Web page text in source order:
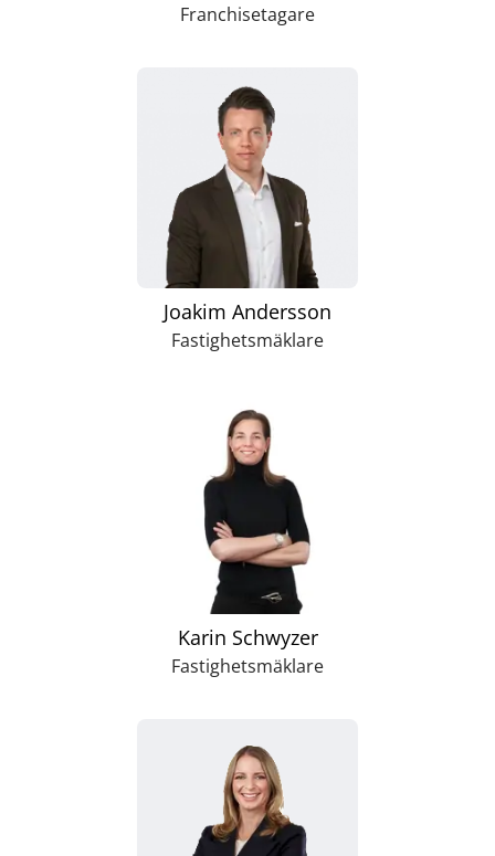
Franchisetagare
Joakim Andersson
Fastighetsmäklare
Karin Schwyzer
Fastighetsmäklare